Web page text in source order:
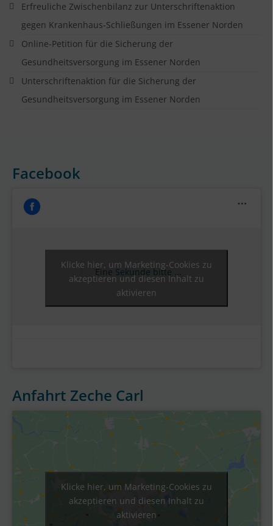
Erfreuliche Zwischenbilanz zur Unterschriftenaktion
gegen Krankenhaus-Schließungen im Essener Norden
Online-Petition für die Sicherung der
Gesundheitsversorgung im Essener Norden
Unterschriftenaktion für die Sicherung der
Gesundheitsversorgung im Essener Norden
Facebook
Eine Sekunde bitte ...
Klicke hier, um Marketing-Cookies zu
akzeptieren und diesen Inhalt zu
aktivieren
Anfahrt Zeche Carl
Klicke hier, um Marketing-Cookies zu
akzeptieren und diesen Inhalt zu
aktivieren